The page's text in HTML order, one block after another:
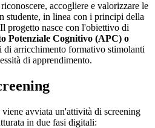
accogliere e valorizzare le
studente, in linea con i principi della
progetto nasce con l'obiettivo di
Potenziale Cognitivo (APC) o
di arricchimento formativo stimolanti
di apprendimento.
avviata un'attività di screening
in due fasi digitali: